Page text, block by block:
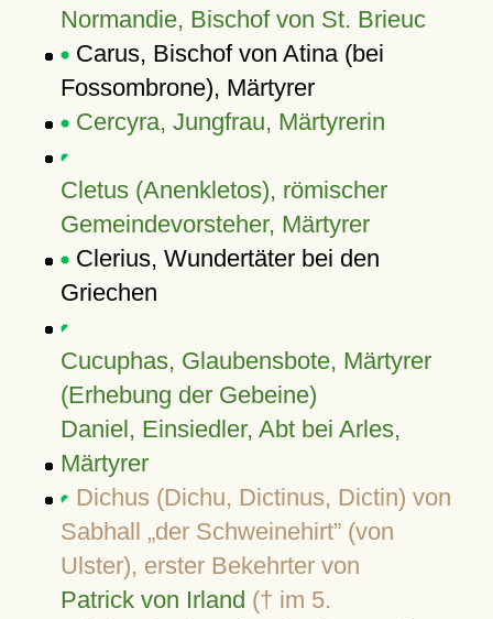
Normandie, Bischof von St. Brieuc
Carus, Bischof von Atina (bei
Fossombrone), Märtyrer
Cercyra, Jungfrau, Märtyrerin
Cletus (Anenkletos), römischer
Gemeindevorsteher, Märtyrer
Clerius, Wundertäter bei den
Griechen
Cucuphas, Glaubensbote, Märtyrer
(Erhebung der Gebeine)
Daniel, Einsiedler, Abt bei Arles,
Märtyrer
Dichus (Dichu, Dictinus, Dictin) von
Sabhall der Schweinehirt (von
Ulster), erster Bekehrter von
Patrick von Irland († im 5.